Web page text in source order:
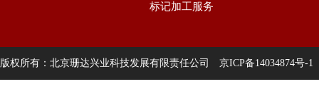
标记加工服务
版权所有：北京珊达兴业科技发展有限责任公司 京ICP备14034874号-1